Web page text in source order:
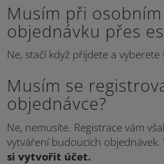
Musím při
objednávku přes
Ne, stačí když přijdete a
Musím se
objednávce?
Ne, nemusíte. Registrace vám
vytváření budoucích
si vytvořit účet.